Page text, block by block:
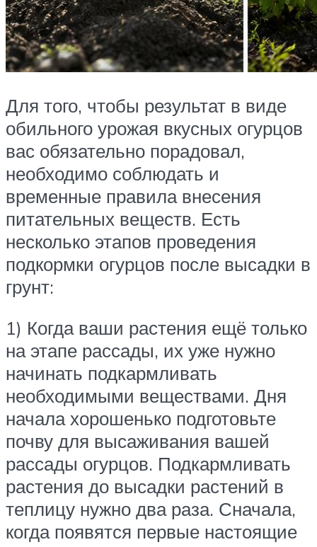
Для того, чтобы результат в виде
обильного урожая вкусных огурцов
вас обязательно порадовал,
необходимо соблюдать и
временные правила внесения
питательных веществ. Есть
несколько этапов проведения
подкормки огурцов после высадки в
грунт:
1) Когда ваши растения ещё только
на этапе рассады, их уже нужно
начинать подкармливать
необходимыми веществами. Дня
начала хорошенько подготовьте
почву для высаживания вашей
рассады огурцов. Подкармливать
растения до высадки растений в
теплицу нужно два раза. Сначала,
когда появятся первые настоящие